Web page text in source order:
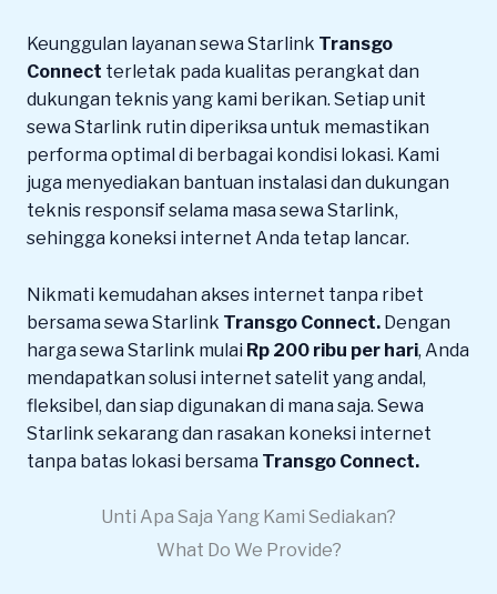
Keunggulan layanan sewa Starlink Transgo
Connect terletak pada kualitas perangkat dan
dukungan teknis yang kami berikan. Setiap unit
sewa Starlink rutin diperiksa untuk memastikan
performa optimal di berbagai kondisi lokasi. Kami
juga menyediakan bantuan instalasi dan dukungan
teknis responsif selama masa sewa Starlink,
sehingga koneksi internet Anda tetap lancar.
Nikmati kemudahan akses internet tanpa ribet
bersama sewa Starlink Transgo Connect. Dengan
harga sewa Starlink mulai Rp 200 ribu per hari, Anda
mendapatkan solusi internet satelit yang andal,
fleksibel, dan siap digunakan di mana saja. Sewa
Starlink sekarang dan rasakan koneksi internet
tanpa batas lokasi bersama Transgo Connect.
Unti Apa Saja Yang Kami Sediakan?
What Do We Provide?